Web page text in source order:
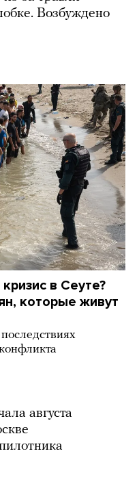
Возбуждено
в Сеуте?
которые живут
августа